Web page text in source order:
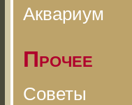
Аквариум
Прочее
Советы